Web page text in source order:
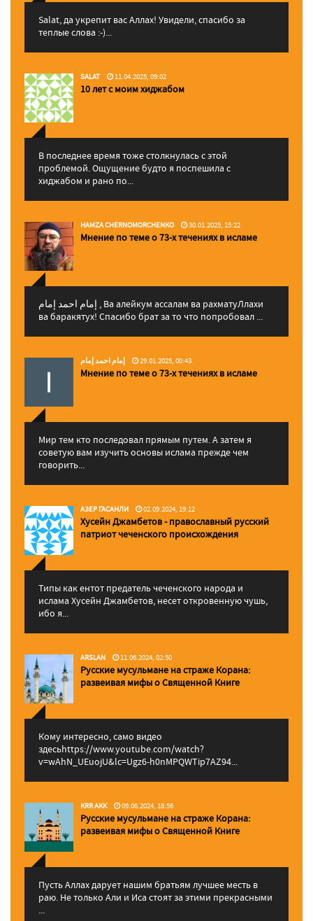
Salat, да укрепит вас Аллаx! Увидели, спасибо за
теплые слова :-)...
SALAT 11.04.2025, 09:02
10 лет с моим хиджабом
В последнее время тоже столкнулась с этой
проблемой. Ощущение будто я поспешила с
хиджабом и рано по...
HAMZA CHERNOMORCHENKO 30.01.2025, 15:22
Мнение по теме о 73-х течениях в исламе
إمام احمد إمام , Ва алейкум ассалам ва рахматуЛлахи
ва баракятух! Спасибо брат за то что попробовал ...
إمام احمد إمام 29.01.2025, 00:43
Мнение по теме о 73-х течениях в исламе
Мир тем кто последовал прямым путем. А затем я
советую вам изучить основы ислама прежде чем
говорить...
АЗЕР ГАСАНЛИ 02.09.2024, 19:12
Хусейн Джамбетов - православный русский
патриот чеченского происхождения
Типы как ентот предатель чеченского народа и
ислама Хусейн Джамбетов, несет откровенную чушь,
ибо я...
ARSLAN 11.06.2024, 02:50
Русские мусульмане на страже Корана:
pазвеивая мифы о Священной Книге
Кому интересно, само видео
здесьhttps://www.youtube.com/watch?
v=wAhN_UEuojU&lc=Ugz6-h0nMPQWTip7AZ94...
KRR AKK 09.06.2024, 18:56
Русские мусульмане на страже Корана:
pазвеивая мифы о Священной Книге
Пусть Аллах дарует нашим братьям лучшее месть в
раю. Не только Али и Иса стоят за этими прекрасными
...